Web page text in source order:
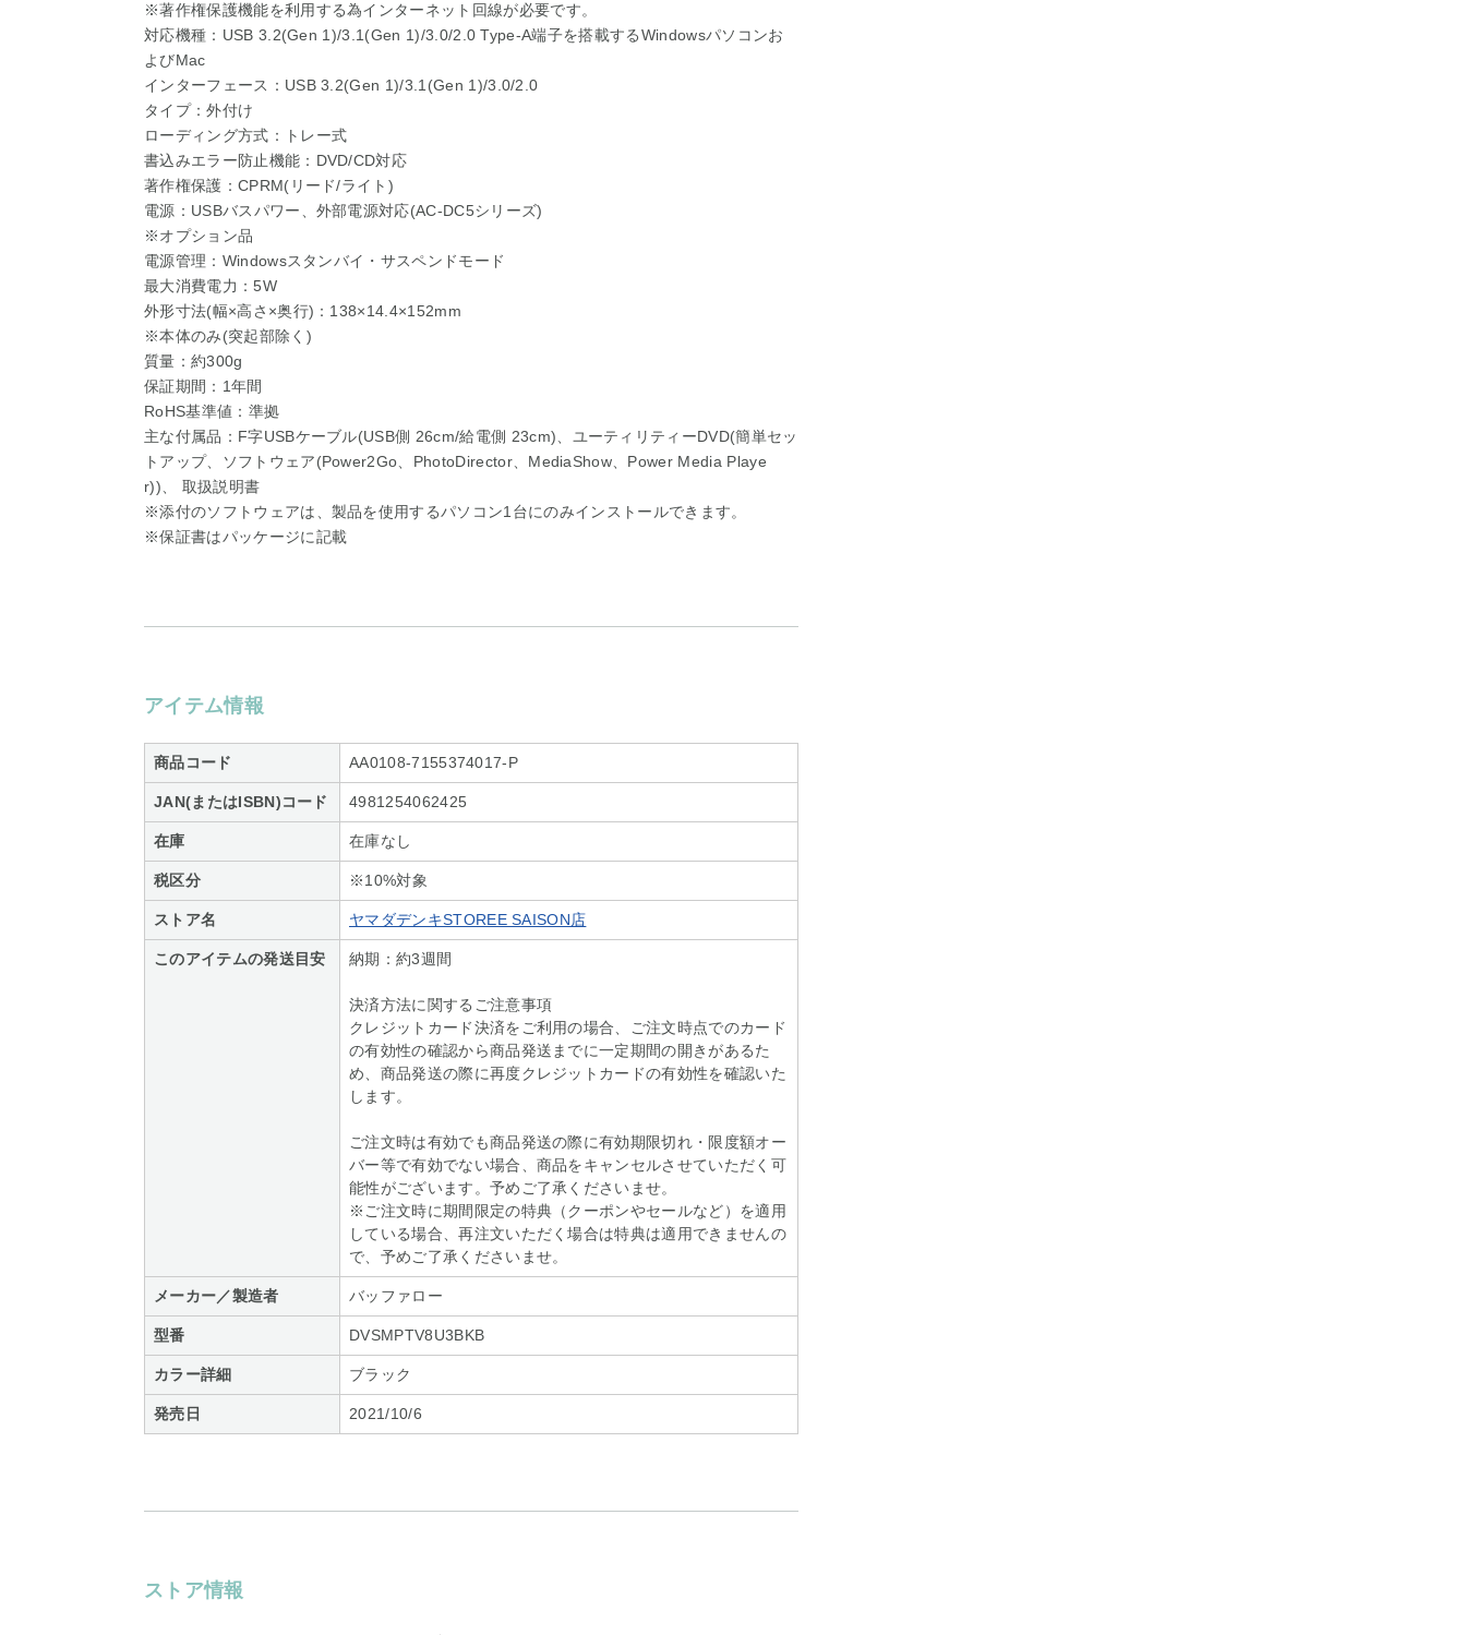
※著作権保護機能を利用する為インターネット回線が必要です。
対応機種：USB 3.2(Gen 1)/3.1(Gen 1)/3.0/2.0 Type-A端子を搭載するWindowsパソコンお
よびMac
インターフェース：USB 3.2(Gen 1)/3.1(Gen 1)/3.0/2.0
タイプ：外付け
ローディング方式：トレー式
書込みエラー防止機能：DVD/CD対応
著作権保護：CPRM(リード/ライト)
電源：USBバスパワー、外部電源対応(AC-DC5シリーズ)
※オプション品
電源管理：Windowsスタンバイ・サスペンドモード
最大消費電力：5W
外形寸法(幅×高さ×奥行)：138×14.4×152mm
※本体のみ(突起部除く)
質量：約300g
保証期間：1年間
RoHS基準値：準拠
主な付属品：F字USBケーブル(USB側 26cm/給電側 23cm)、ユーティリティーDVD(簡単セッ
トアップ、ソフトウェア(Power2Go、PhotoDirector、MediaShow、Power Media Playe
r))、 取扱説明書
※添付のソフトウェアは、製品を使用するパソコン1台にのみインストールできます。
※保証書はパッケージに記載
アイテム情報
商品コード AA0108-7155374017-P
JAN(またはISBN)コード 4981254062425
在庫 在庫なし
税区分 ※10%対象
ストア名 ヤマダデンキSTOREE SAISON店
このアイテムの発送目安 納期：約3週間
決済方法に関するご注意事項
クレジットカード決済をご利用の場合、ご注文時点でのカード
の有効性の確認から商品発送までに一定期間の開きがあるた
め、商品発送の際に再度クレジットカードの有効性を確認いた
します。
ご注文時は有効でも商品発送の際に有効期限切れ・限度額オー
バー等で有効でない場合、商品をキャンセルさせていただく可
能性がございます。予めご了承くださいませ。
※ご注文時に期間限定の特典（クーポンやセールなど）を適用
している場合、再注文いただく場合は特典は適用できませんの
で、予めご了承くださいませ。
メーカー／製造者 バッファロー
型番 DVSMPTV8U3BKB
カラー詳細 ブラック
発売日 2021/10/6
ストア情報